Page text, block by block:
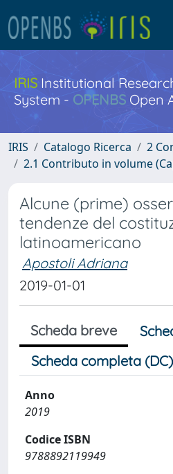
IRISInstitutional
System - OPENBS Open
IRIS Catalogo Ricerca
2
2.1 Contributo in volume
Alcune (prime)
tendenze del
latinoamericano
Apostoli Adriana
2019-01-01
Scheda breve
Scheda completa (DC)
Anno
2019
Codice ISBN
9788892119949